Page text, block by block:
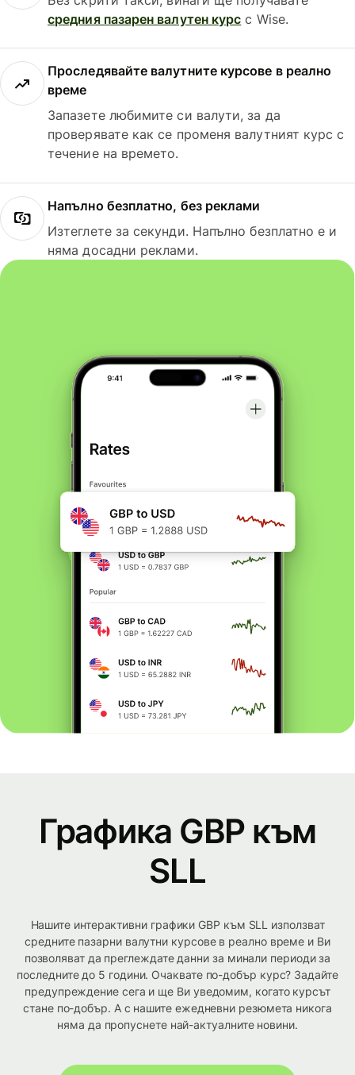
средния пазарен валутен курс с Wise.
Проследявайте валутните курсове в реално
време
Запазете любимите си валути, за да
проверявате как се променя валутният курс с
течение на времето.
Напълно безплатно, без реклами
Изтеглете за секунди. Напълно безплатно е и
няма досадни реклами.
Графика GBP към
SLL
Нашите интерактивни графики GBP към SLL използват
средните пазарни валутни курсове в реално време и Ви
позволяват да преглеждате данни за минали периоди за
последните до 5 години. Очаквате по-добър курс? Задайте
предупреждение сега и ще Ви уведомим, когато курсът
стане по-добър. А с нашите ежедневни резюмета никога
няма да пропуснете най-актуалните новини.